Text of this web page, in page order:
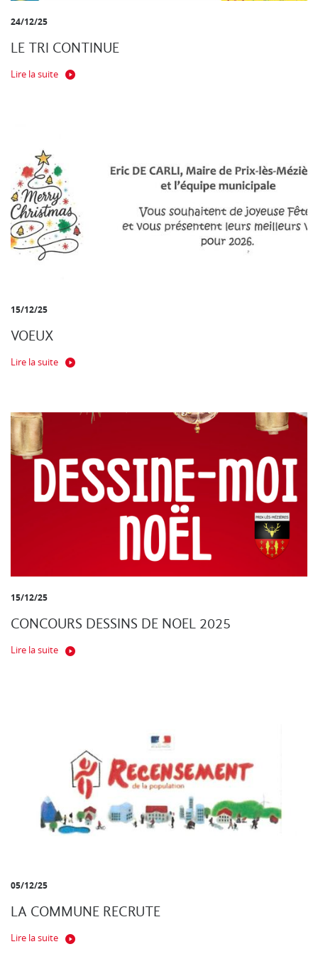
24/12/25
LE TRI CONTINUE
Lire la suite
15/12/25
VOEUX
Lire la suite
15/12/25
CONCOURS DESSINS DE NOEL 2025
Lire la suite
05/12/25
LA COMMUNE RECRUTE
Lire la suite